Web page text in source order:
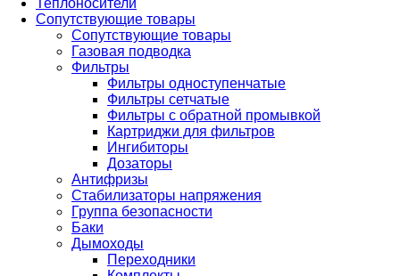
Теплоносители
Сопутствующие товары
Сопутствующие товары
Газовая подводка
Фильтры
Фильтры одноступенчатые
Фильтры сетчатые
Фильтры с обратной промывкой
Картриджи для фильтров
Ингибиторы
Дозаторы
Антифризы
Стабилизаторы напряжения
Группа безопасности
Баки
Дымоходы
Переходники